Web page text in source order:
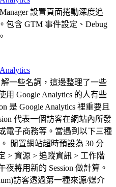
設置頁面捲動深度追
包含 GTM 事件設定、Debug
一些名詞，這邊整理了一些
Google Analytics 的人有些
是 Google Analytics 裡重要且
代表一個訪客在網站內所發
電子商務等。當遇到以下三種
閒置網站超時預設為 30 分
> 資源 > 追蹤資訊 > 工作階
夜將用新的 Session 做計算。
訪客透過第一種來源/媒介